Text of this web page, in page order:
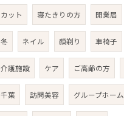
カット 寝たきりの方 開業届
冬 ネイル 顔剃り 車椅子
介護施設 ケア ご高齢の方
千葉 訪問美容 グループホーム